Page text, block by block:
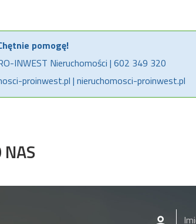
pomogę!
INWEST Nieruchomości | 602 349 320
proinwest.pl | nieruchomosci-proinwest.pl
NAS